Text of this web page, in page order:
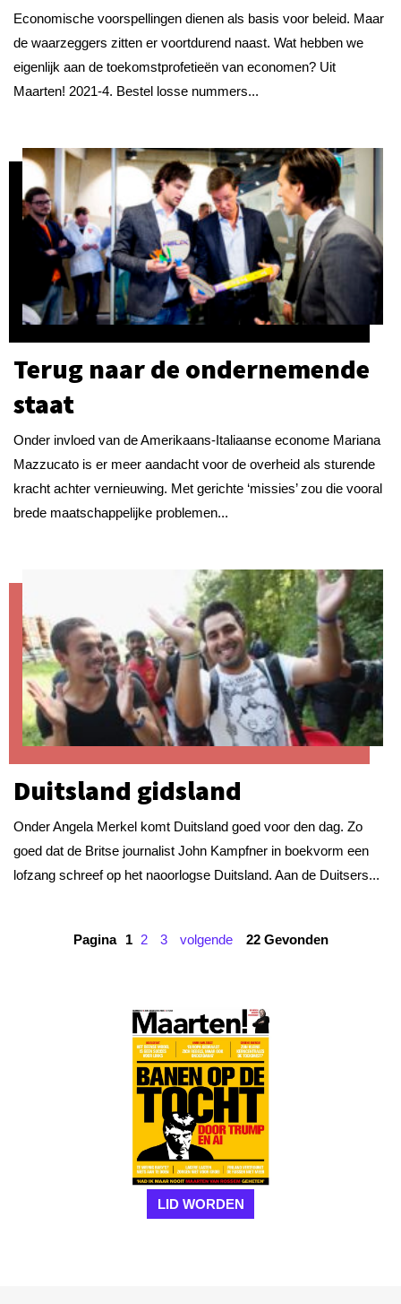
Economische voorspellingen dienen als basis voor beleid. Maar
de waarzeggers zitten er voortdurend naast. Wat hebben we
eigenlijk aan de toekomstprofetieën van economen? Uit
Maarten! 2021-4. Bestel losse nummers...
Terug naar de ondernemende
staat
Onder invloed van de Amerikaans-Italiaanse econome Mariana
Mazzucato is er meer aandacht voor de overheid als sturende
kracht achter vernieuwing. Met gerichte ‘missies’ zou die vooral
brede maatschappelijke problemen...
Duitsland gidsland
Onder Angela Merkel komt Duitsland goed voor den dag. Zo
goed dat de Britse journalist John Kampfner in boekvorm een
lofzang schreef op het naoorlogse Duitsland. Aan de Duitsers...
Pagina 1 2 3 volgende 22 Gevonden
LID WORDEN